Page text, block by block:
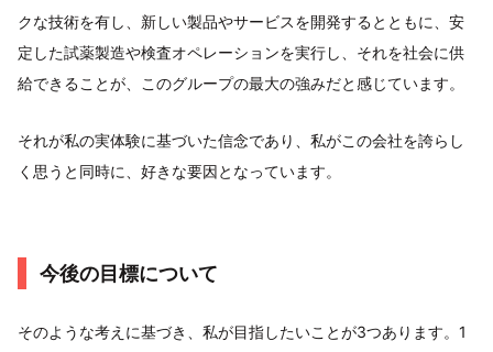
クな技術を有し、新しい製品やサービスを開発するとともに、安
定した試薬製造や検査オペレーションを実行し、それを社会に供
給できることが、このグループの最大の強みだと感じています。
それが私の実体験に基づいた信念であり、私がこの会社を誇らし
く思うと同時に、好きな要因となっています。
今後の目標について
そのような考えに基づき、私が目指したいことが3つあります。1